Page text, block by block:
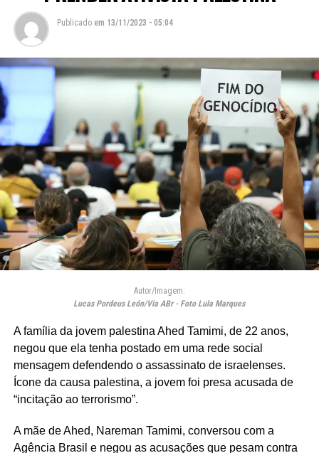
Publicado em 13/11/2023 - 05:04
Autor/Imagem:
Lucas Pordeus León/Via ABr - Foto Lula Marques
A família da jovem palestina Ahed Tamimi, de 22 anos,
negou que ela tenha postado em uma rede social
mensagem defendendo o assassinato de israelenses.
Ícone da causa palestina, a jovem foi presa acusada de
“incitação ao terrorismo”.
A mãe de Ahed, Nareman Tamimi, conversou com a
Agência Brasil e negou as acusações que pesam contra